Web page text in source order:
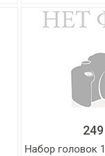
Набор головок